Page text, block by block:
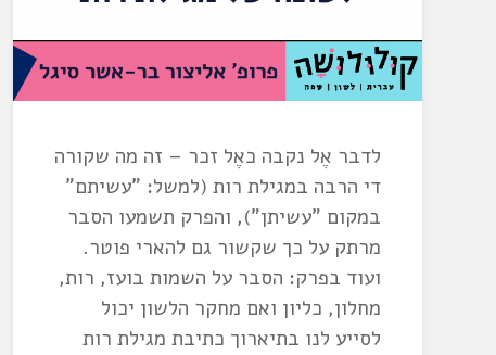
לדבר אֶל נקבה כאֶל זכר – זה מה שקורה
די הרבה במגילת רות (למשל: "עשיתם"
במקום "עשיתן"), והפרק תשמעו הסבר
מרתק על כך שקשור גם להארי פוטר.
ועוד בפרק: הסבר על השמות בועז, רות,
מחלון, כליון ואם מחקר הלשון יכול
לסייע לנו בתיארוך כתיבת מגילת רות